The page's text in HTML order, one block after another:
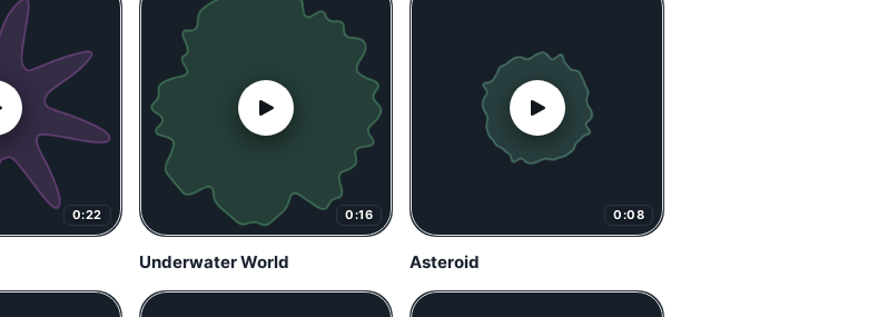
0:22 0:16
Underwater World
0:08
Asteroid